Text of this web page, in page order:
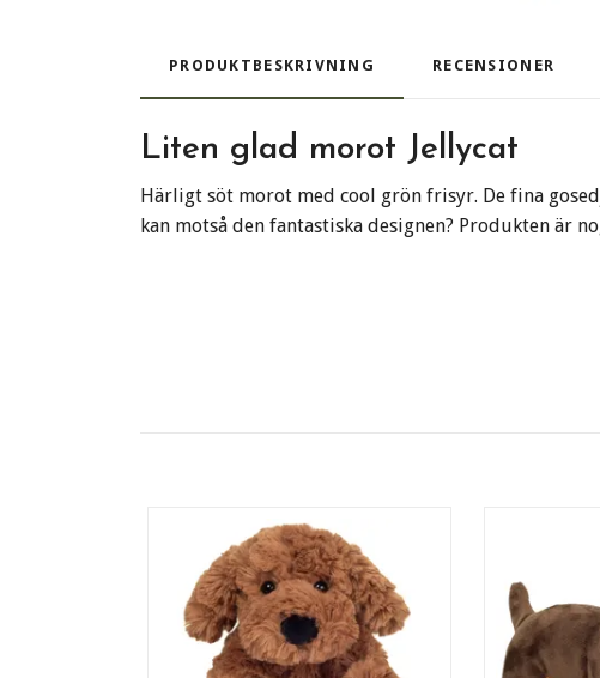
PRODUKTBESKRIVNING RECENSIONER
Liten glad morot Jellycat
Härligt söt morot med cool grön frisyr. De fina
kan motså den fantastiska designen? Produkten är